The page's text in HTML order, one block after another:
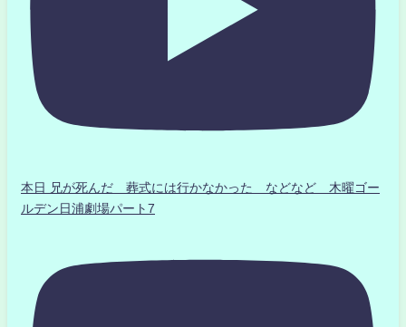
本日 兄が死んだ 葬式には行かなかった などなど 木曜ゴー
ルデン日浦劇場パート7